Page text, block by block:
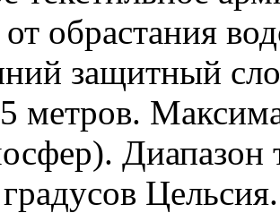
обрастания
защитный
метров.
Диапазон
Цельсия.